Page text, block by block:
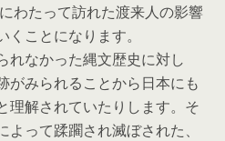
わたって訪れた渡来人の影響
ことになります。
れなかった縄文歴史に対し
がみられることから日本にも
理解されていたりします。そ
って蹂躙され滅ぼされた、